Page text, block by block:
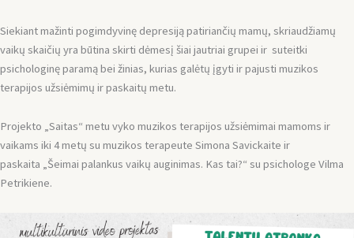
Siekiant mažinti pogimdyvinę depresiją patiriančių mamų, skriaudžiamų
vaikų skaičių yra būtina skirti dėmesį šiai jautriai grupei ir suteitki
psichologinę paramą bei žinias, kurias galėtų įgyti ir pajusti muzikos
terapijos užsiėmimų ir paskaitų metu.
Projekto „Saitas“ metu vyko muzikos terapijos užsiėmimai mamoms ir
vaikams iki 4 metų su muzikos terapeute Simona Savickaite ir
paskaita „Šeimai palankus vaikų auginimas. Kas tai?“ su psichologe Vilma
Petrikiene.